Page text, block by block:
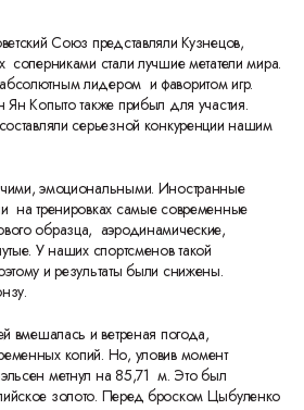
Союз представляли Кузнецов,
стали лучшие метатели мира.
лидером и фаворитом игр.
Ян Копыто также прибыл для участия.
серьезной конкуренции нашим
эмоциональными. Иностранные
на тренировках самые современные
образца, аэродинамические,
У наших спортсменов такой
и результаты были снижены.
вмешалась и ветреная погода,
копий. Но, уловив момент
метнул на 85,71 м. Это был
золото. Перед броском Цыбуленко